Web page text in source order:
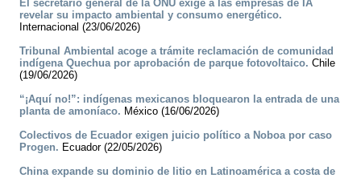
El secretario general de la ONU exige a las empresas de IA
revelar su impacto ambiental y consumo energético.
Internacional (23/06/2026)
Tribunal Ambiental acoge a trámite reclamación de comunidad
indígena Quechua por aprobación de parque fotovoltaico. Chile
(19/06/2026)
“¡Aquí no!”: indígenas mexicanos bloquearon la entrada de una
planta de amoníaco. México (16/06/2026)
Colectivos de Ecuador exigen juicio político a Noboa por caso
Progen. Ecuador (22/05/2026)
China expande su dominio de litio en Latinoamérica a costa de